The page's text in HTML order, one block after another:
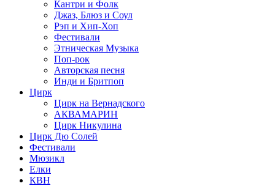
Кантри и Фолк
Джаз, Блюз и Соул
Рэп и Хип-Хоп
Фестивали
Этническая Музыка
Поп-рок
Авторская песня
Инди и Бритпоп
Цирк
Цирк на Вернадского
АКВАМАРИН
Цирк Никулина
Цирк Дю Солей
Фестивали
Мюзикл
Елки
КВН